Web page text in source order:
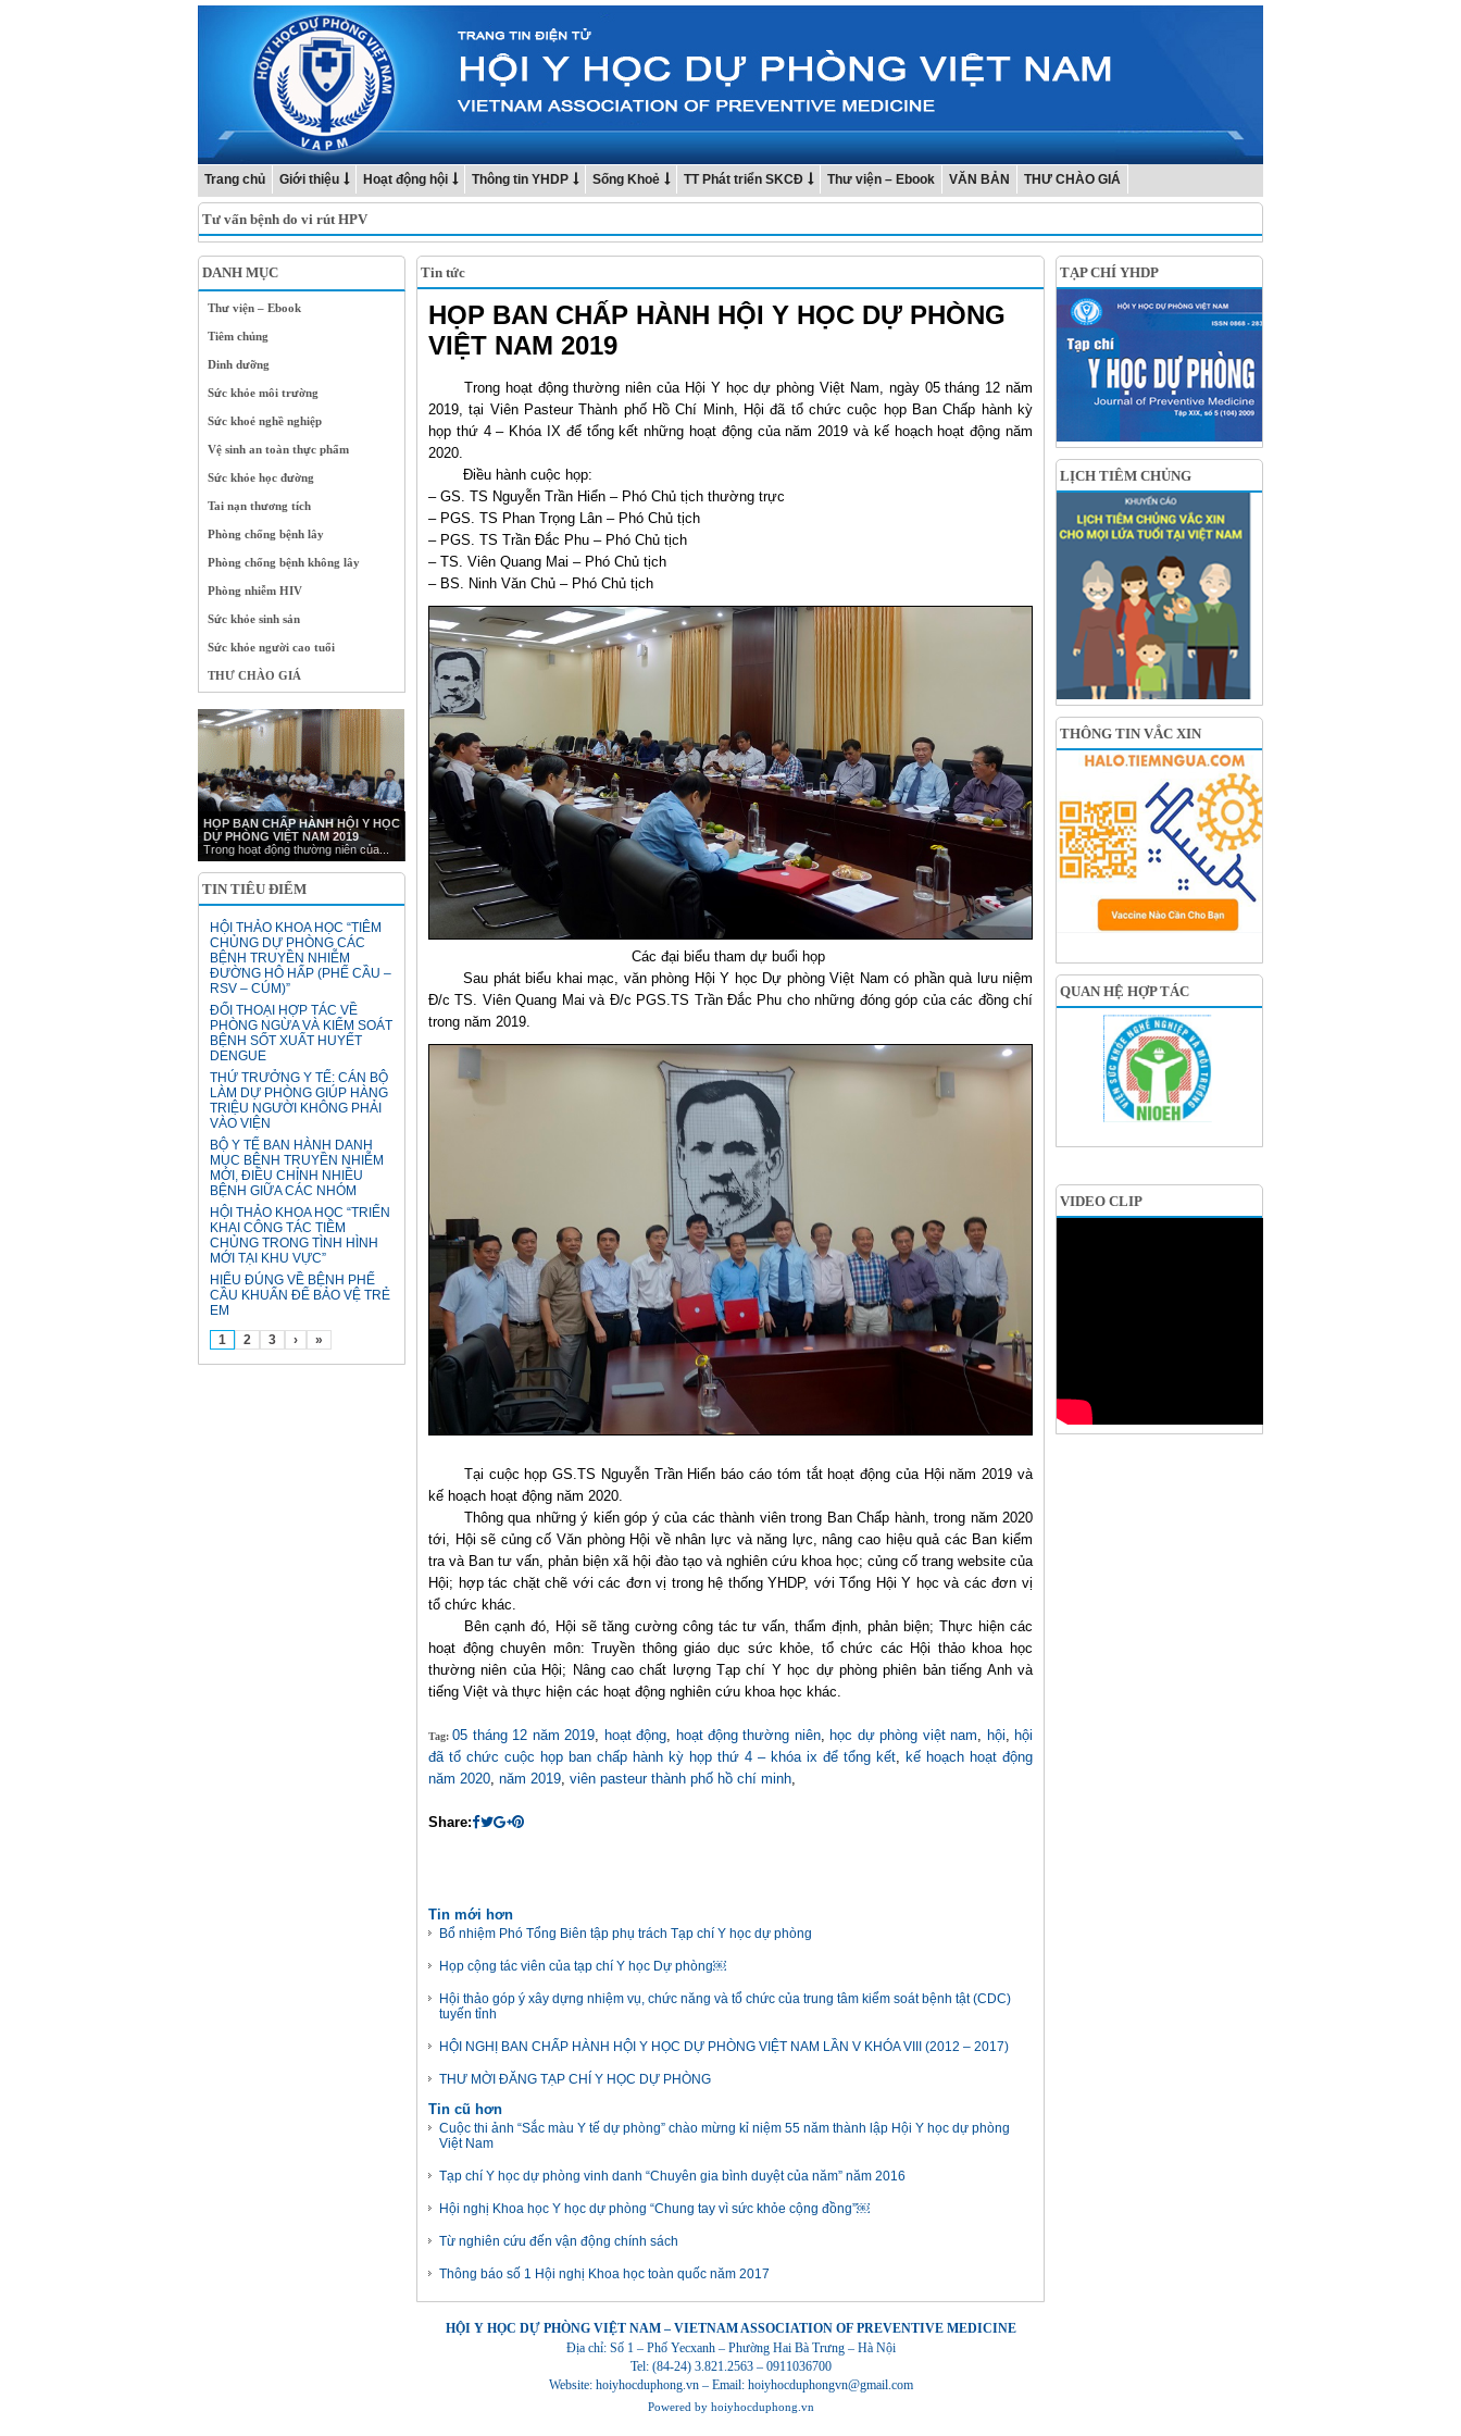
Trang chủ Giới thiệu Hoạt động hội Thông tin YHDP Sống Khoẻ TT Phát triển SKCĐ Thư viện – Ebook VĂN BẢN THƯ CHÀO GIÁ
Tư vấn bệnh do vi rút HPV
DANH MỤC
Thư viện – Ebook
Tiêm chủng
Dinh dưỡng
Sức khỏe môi trường
Sức khoẻ nghề nghiệp
Vệ sinh an toàn thực phẩm
Sức khỏe học đường
Tai nạn thương tích
Phòng chống bệnh lây
Phòng chống bệnh không lây
Phòng nhiễm HIV
Sức khỏe sinh sản
Sức khỏe người cao tuổi
THƯ CHÀO GIÁ
HỌP BAN CHẤP HÀNH HỘI Y HỌC
DỰ PHÒNG VIỆT NAM 2019
Trong hoạt động thường niên của...
TIN TIÊU ĐIỂM
HỘI THẢO KHOA HỌC “TIÊM
CHỦNG DỰ PHÒNG CÁC
BỆNH TRUYỀN NHIỄM
ĐƯỜNG HÔ HẤP (PHẾ CẦU –
RSV – CÚM)”
ĐỐI THOẠI HỢP TÁC VỀ
PHÒNG NGỪA VÀ KIỂM SOÁT
BỆNH SỐT XUẤT HUYẾT
DENGUE
THỨ TRƯỞNG Y TẾ: CÁN BỘ
LÀM DỰ PHÒNG GIÚP HÀNG
TRIỆU NGƯỜI KHÔNG PHẢI
VÀO VIỆN
BỘ Y TẾ BAN HÀNH DANH
MỤC BỆNH TRUYỀN NHIỄM
MỚI, ĐIỀU CHỈNH NHIỀU
BỆNH GIỮA CÁC NHÓM
HỘI THẢO KHOA HỌC “TRIỂN
KHAI CÔNG TÁC TIÊM
CHỦNG TRONG TÌNH HÌNH
MỚI TẠI KHU VỰC”
HIỂU ĐÚNG VỀ BỆNH PHẾ
CẦU KHUẨN ĐỂ BẢO VỆ TRẺ
EM
1
2 3 › »
Tin tức
HỌP BAN CHẤP HÀNH HỘI Y HỌC DỰ PHÒNG
VIỆT NAM 2019
Trong hoạt động thường niên của Hội Y học dự phòng Việt Nam, ngày 05 tháng 12 năm
2019, tại Viên Pasteur Thành phố Hồ Chí Minh, Hội đã tổ chức cuộc họp Ban Chấp hành kỳ
họp thứ 4 – Khóa IX để tổng kết những hoạt động của năm 2019 và kế hoạch hoạt động năm
2020.
Điều hành cuộc họp:
– GS. TS Nguyễn Trần Hiển – Phó Chủ tịch thường trực
– PGS. TS Phan Trọng Lân – Phó Chủ tịch
– PGS. TS Trần Đắc Phu – Phó Chủ tịch
– TS. Viên Quang Mai – Phó Chủ tịch
– BS. Ninh Văn Chủ – Phó Chủ tịch
Các đại biểu tham dự buổi họp
Sau phát biểu khai mạc, văn phòng Hội Y học Dự phòng Việt Nam có phần quà lưu niệm
Đ/c TS. Viên Quang Mai và Đ/c PGS.TS Trần Đắc Phu cho những đóng góp của các đồng chí
trong năm 2019.
Tại cuộc họp GS.TS Nguyễn Trần Hiển báo cáo tóm tắt hoạt động của Hội năm 2019 và
kế hoạch hoạt động năm 2020.
Thông qua những ý kiến góp ý của các thành viên trong Ban Chấp hành, trong năm 2020
tới, Hội sẽ củng cố Văn phòng Hội về nhân lực và năng lực, nâng cao hiệu quả các Ban kiểm
tra và Ban tư vấn, phản biện xã hội đào tạo và nghiên cứu khoa học; củng cố trang website của
Hội; hợp tác chặt chẽ với các đơn vị trong hệ thống YHDP, với Tổng Hội Y học và các đơn vị
tổ chức khác.
Bên cạnh đó, Hội sẽ tăng cường công tác tư vấn, thẩm định, phản biện; Thực hiện các
hoạt động chuyên môn: Truyền thông giáo dục sức khỏe, tổ chức các Hội thảo khoa học
thường niên của Hội; Nâng cao chất lượng Tạp chí Y học dự phòng phiên bản tiếng Anh và
tiếng Việt và thực hiện các hoạt động nghiên cứu khoa học khác.
Tag:05 tháng 12 năm 2019, hoạt động, hoạt động thường niên, học dự phòng việt nam, hội, hội
đã tổ chức cuộc họp ban chấp hành kỳ họp thứ 4 – khóa ix để tổng kết, kế hoạch hoạt động
năm 2020, năm 2019, viên pasteur thành phố hồ chí minh,
Share:
Tin mới hơn
Bổ nhiệm Phó Tổng Biên tập phụ trách Tạp chí Y học dự phòng
Họp cộng tác viên của tạp chí Y học Dự phòng￼
Hội thảo góp ý xây dựng nhiệm vụ, chức năng và tổ chức của trung tâm kiểm soát bệnh tật (CDC)
tuyến tỉnh
HỘI NGHỊ BAN CHẤP HÀNH HỘI Y HỌC DỰ PHÒNG VIỆT NAM LẦN V KHÓA VIII (2012 – 2017)
THƯ MỜI ĐĂNG TẠP CHÍ Y HỌC DỰ PHÒNG
Tin cũ hơn
Cuộc thi ảnh “Sắc màu Y tế dự phòng” chào mừng kỉ niệm 55 năm thành lập Hội Y học dự phòng
Việt Nam
Tạp chí Y học dự phòng vinh danh “Chuyên gia bình duyệt của năm” năm 2016
Hội nghị Khoa học Y học dự phòng “Chung tay vì sức khỏe cộng đồng”￼
Từ nghiên cứu đến vận động chính sách
Thông báo số 1 Hội nghị Khoa học toàn quốc năm 2017
TẠP CHÍ YHDP
LỊCH TIÊM CHỦNG
THÔNG TIN VẮC XIN
QUAN HỆ HỢP TÁC
VIDEO CLIP
HỘI Y HỌC DỰ PHÒNG VIỆT NAM – VIETNAM ASSOCIATION OF PREVENTIVE MEDICINE
Địa chỉ: Số 1 – Phố Yecxanh – Phường Hai Bà Trưng – Hà Nội
Tel: (84-24) 3.821.2563 – 0911036700
Website: hoiyhocduphong.vn – Email: hoiyhocduphongvn@gmail.com
Powered by hoiyhocduphong.vn